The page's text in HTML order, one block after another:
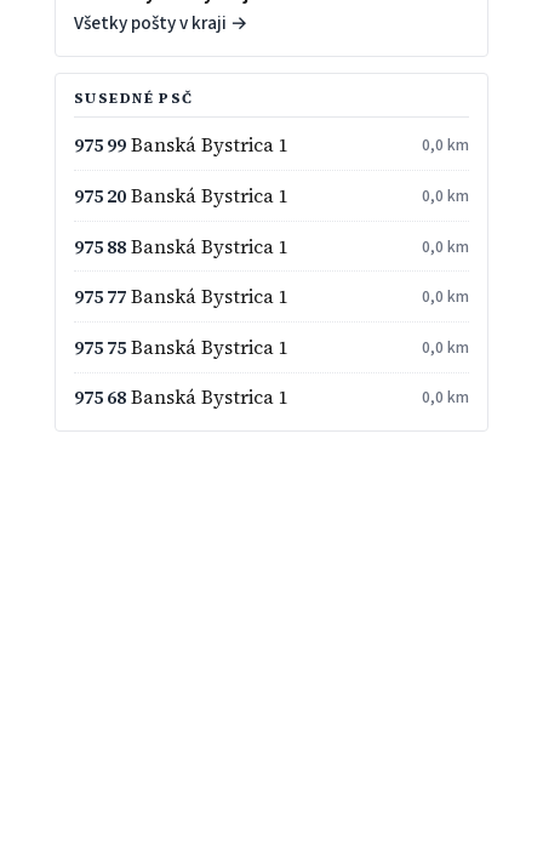
Všetky pošty v kraji →
SUSEDNÉ PSČ
975 99Banská Bystrica 1 0,0 km
975 20Banská Bystrica 1 0,0 km
975 88Banská Bystrica 1 0,0 km
975 77Banská Bystrica 1 0,0 km
975 75Banská Bystrica 1 0,0 km
975 68Banská Bystrica 1 0,0 km